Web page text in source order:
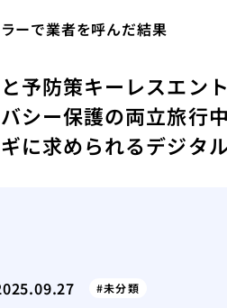
ーで業者を呼んだ結果
予防策キーレスエン
シー保護の両立旅行
に求められるデジタ
未分類